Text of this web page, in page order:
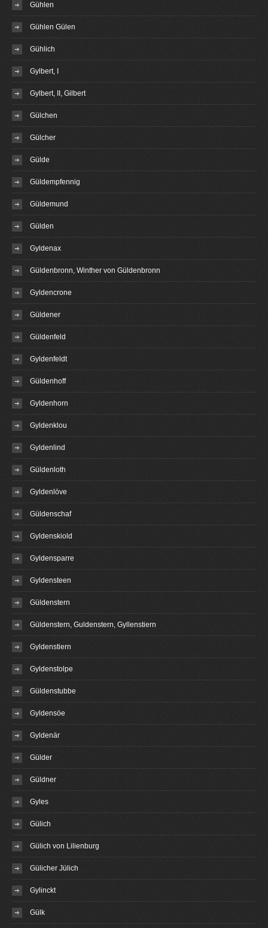
Gühlen
Gühlen Gülen
Gühlich
Gylbert, I
Gylbert, II, Gilbert
Gülchen
Gülcher
Gülde
Güldempfennig
Güldemund
Gülden
Gyldenax
Güldenbronn, Winther von Güldenbronn
Gyldencrone
Güldener
Güldenfeld
Gyldenfeldt
Güldenhoff
Gyldenhorn
Gyldenklou
Gyldenlind
Güldenloth
Gyldenlöve
Güldenschaf
Gyldenskiold
Gyldensparre
Gyldensteen
Güldenstern
Güldenstern, Guldenstern, Gyllenstiern
Gyldenstiern
Gyldenstolpe
Güldenstubbe
Gyldensöe
Gyldenär
Gülder
Güldner
Gyles
Gülich
Gülich von Lilienburg
Gülicher Jülich
Gylinckt
Gülk